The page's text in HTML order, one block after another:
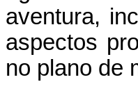
aventura,
aspectos
no plano de